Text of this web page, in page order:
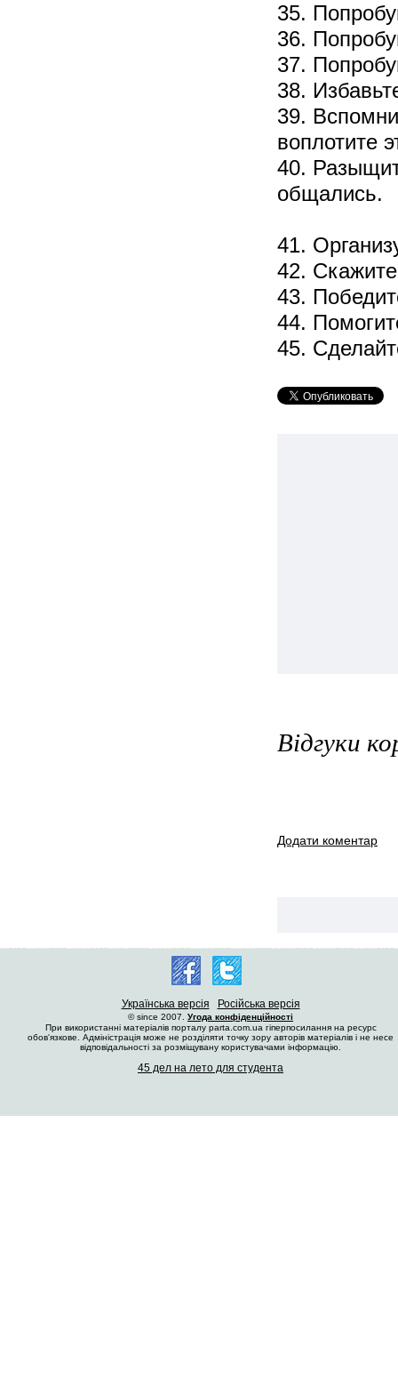
35.
36.
37.
38.
39.
воплотите
40.
общались.
41.
42.
43.
44.
45.
Відгуки
Додати коментар
Українська версія Російська версія
© since 2007. Угода конфіденційності
При використанні матеріалів порталу parta.com.ua гіперпосилання на ресурс
обов'язкове. Адміністрація може не розділяти точку зору авторів матеріалів і не несе
відповідальності за розміщувану користувачами інформацію.
45 дел на лето для студента